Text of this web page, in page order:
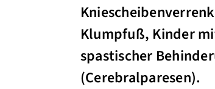
Klumpfuß, Kinder
spastischer
(Cerebralparesen).